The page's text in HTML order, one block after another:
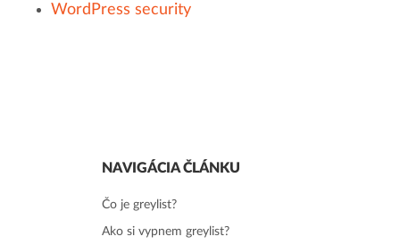
WordPress security
NAVIGÁCIA ČLÁNKU
Čo je greylist?
Ako si vypnem greylist?